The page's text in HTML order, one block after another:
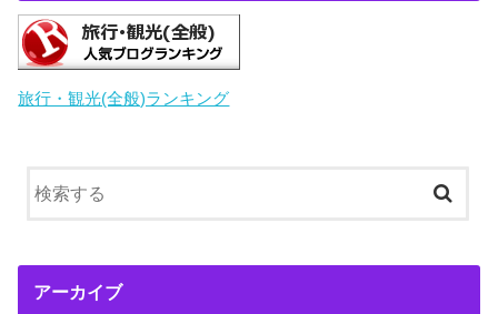
旅行・観光(全般)ランキング
アーカイブ